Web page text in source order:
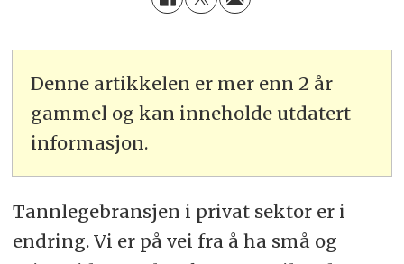
Denne artikkelen er mer enn 2 år
gammel og kan inneholde utdatert
informasjon.
Tannlegebransjen i privat sektor er i
endring. Vi er på vei fra å ha små og